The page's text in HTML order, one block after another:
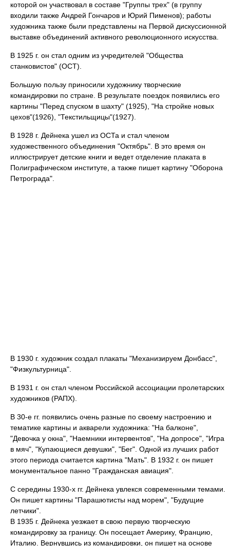
которой он участвовал в составе "Группы трех" (в группу
входили также Андрей Гончаров и Юрий Пименов); работы
художника также были представлены на Первой дискуссионной
выставке объединений активного революционного искусства.
В 1925 г. он стал одним из учредителей "Общества
станковистов" (ОСТ).
Большую пользу приносили художнику творческие
командировки по стране. В результате поездок появились его
картины "Перед спуском в шахту" (1925), "На стройке новых
цехов"(1926), "Текстильщицы"(1927).
В 1928 г. Дейнека ушел из ОСТа и стал членом
художественного объединения "Октябрь". В это время он
иллюстрирует детские книги и ведет отделение плаката в
Полиграфическом институте, а также пишет картину "Оборона
Петрограда".
В 1930 г. художник создал плакаты "Механизируем Донбасс",
"Физкультурница".
В 1931 г. он стал членом Российской ассоциации пролетарских
художников (РАПХ).
В 30-е гг. появились очень разные по своему настроению и
тематике картины и акварели художника: "На балконе",
"Девочка у окна", "Наемники интервентов", "На допросе", "Игра
в мяч", "Купающиеся девушки", "Бег". Одной из лучших работ
этого периода считается картина "Мать". В 1932 г. он пишет
монументальное панно "Гражданская авиация".
С середины 1930-х гг. Дейнека увлекся современными темами.
Он пишет картины "Парашютисты над морем", "Будущие
летчики".
В 1935 г. Дейнека уезжает в свою первую творческую
командировку за границу. Он посещает Америку, Францию,
Италию. Вернувшись из командировки, он пишет на основе